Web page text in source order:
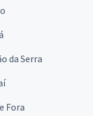
da Serra
Fora